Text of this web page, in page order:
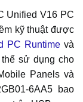
Unified V16 PC
kỹ thuật được
PC Runtime và
sử dụng cho
Panels và
6AA5 bao